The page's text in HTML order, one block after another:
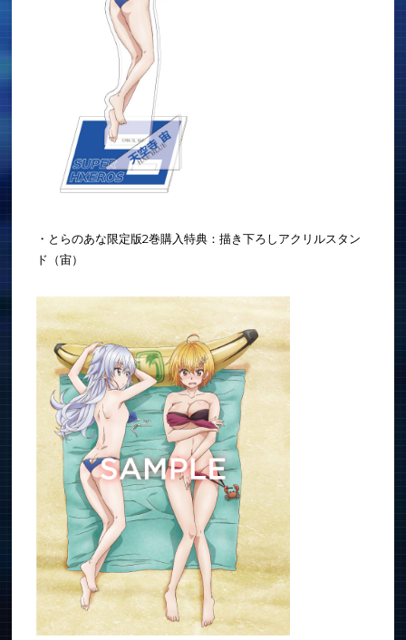
・とらのあな限定版2巻購入特典：描き下ろしアクリルスタン
ド（宙）